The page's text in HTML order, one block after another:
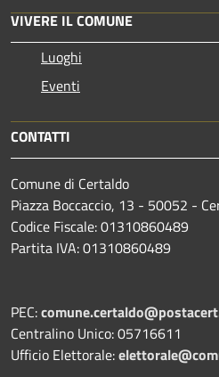
VIVERE IL COMUNE
Luoghi
Eventi
CONTATTI
Comune di Certaldo
Piazza Boccaccio, 13 - 50052 -
Codice Fiscale: 01310860489
Partita IVA: 01310860489
PEC:
Centralino Unico: 05716611
Ufficio Elettorale: